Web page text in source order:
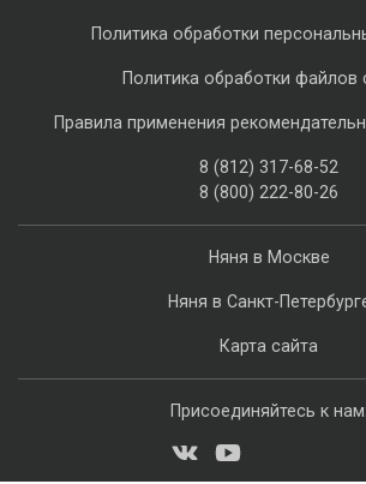
Няня в Москве
Няня в Санкт-
Карта сайта
Политика обработки
Политика обработки файлов
Правила применения
8 (812) 317-68-52
8 (800) 222-80-26
Присоединяйтесь к нам: